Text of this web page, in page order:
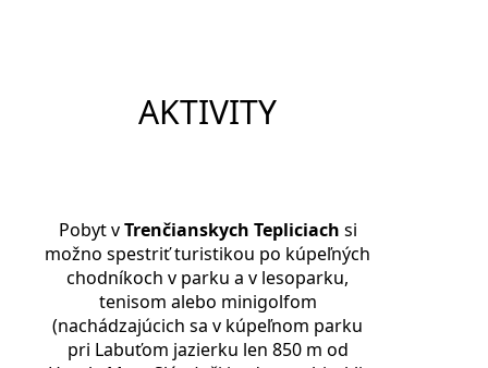
AKTIVITY
Pobyt vTrenčianskych Tepliciach si
možno spestriť turistikou po kúpeľných
chodníkoch v parku a v lesoparku,
tenisom alebo minigolfom
(nachádzajúcich sa v kúpeľnom parku
pri Labuťom jazierku len 850 m od